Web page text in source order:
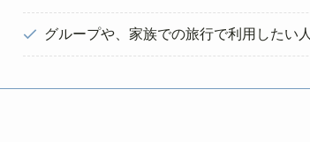
グループや、家族での旅行で利用したい人